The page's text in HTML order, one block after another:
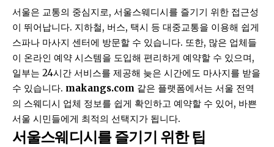
서울은 교통의 중심지로, 서울스웨디시를 즐기기 위한 접근성
이 뛰어납니다. 지하철, 버스, 택시 등 대중교통을 이용해 쉽게
스파나 마사지 센터에 방문할 수 있습니다. 또한, 많은 업체들
이 온라인 예약 시스템을 도입해 편리하게 예약할 수 있으며,
일부는 24시간 서비스를 제공해 늦은 시간에도 마사지를 받을
수 있습니다. makangs.com 같은 플랫폼에서는 서울 전역
의 스웨디시 업체 정보를 쉽게 확인하고 예약할 수 있어, 바쁜
서울 시민들에게 최적의 선택지가 됩니다.
서울스웨디시를 즐기기 위한 팁